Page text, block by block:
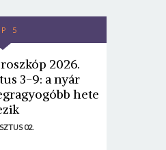
5
2026.
3-9: a nyár
hete
02.